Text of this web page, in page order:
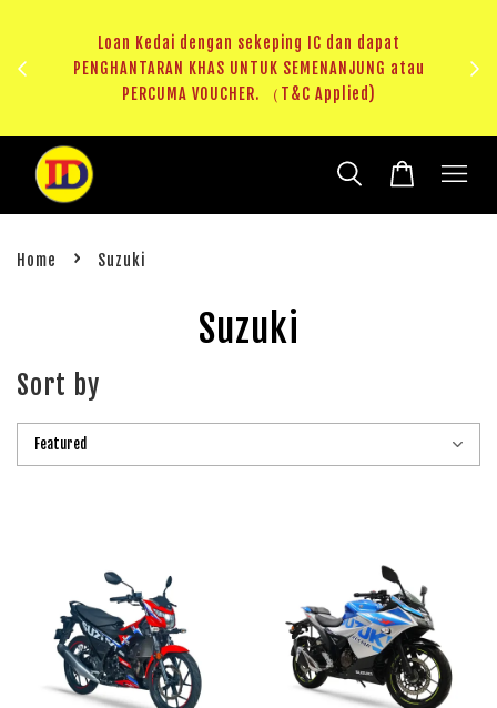
Loan Kedai dengan sekeping IC dan dapat
PENGHANTARAN KHAS UNTUK SEMENANJUNG atau
PERCUMA VOUCHER. （T&C Applied)
Home › Suzuki
Suzuki
Sort by